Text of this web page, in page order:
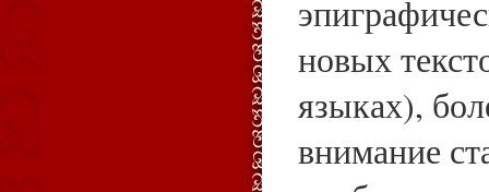
новых
языках),
внимание